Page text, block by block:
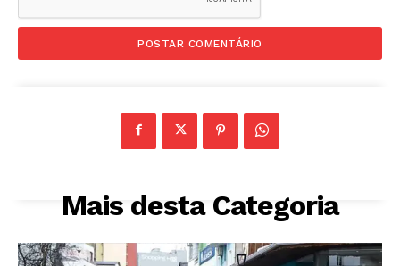
Mais desta Categoria